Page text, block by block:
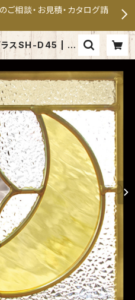
ご相談・お見積・カタログ請
ラスSH-D45 | セ
グラス専門メー